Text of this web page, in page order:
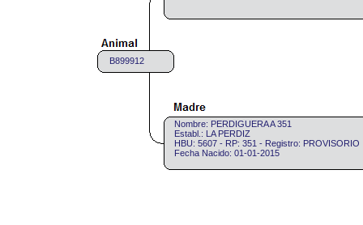
B899912
Nombre: PERDIGUERA A 351
Establ.: LA PERDIZ
HBU: 5607 - RP: 351 - Registro: PROVISORIO
Fecha Nacido: 01-01-2015